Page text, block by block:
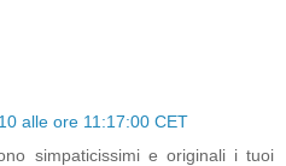
alle ore 11:17:00 CET
simpaticissimi e originali i tuoi